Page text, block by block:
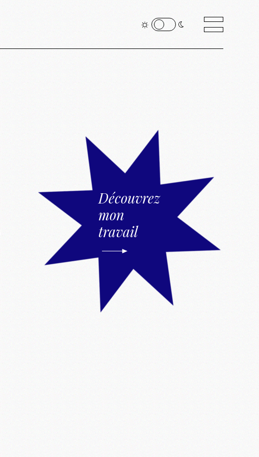
Découvrez
mon
travail